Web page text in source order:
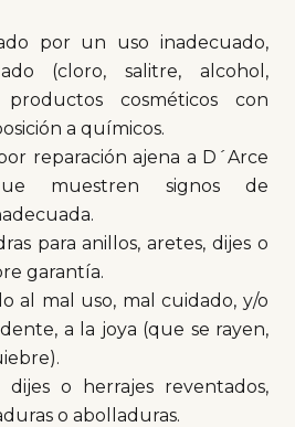
por un uso inadecuado,
(cloro, salitre, alcohol,
cosméticos con
a químicos.
reparación ajena a D´Arce
muestren signos de
para anillos, aretes, dijes o
garantía.
al mal uso, mal cuidado, y/o
a la joya (que se rayen,
o herrajes reventados,
o abolladuras.